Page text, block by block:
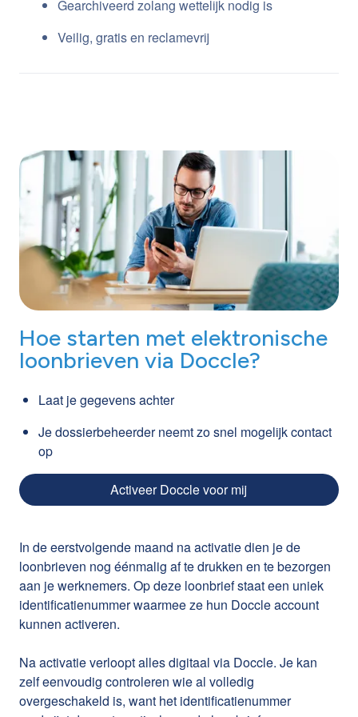
Gearchiveerd zolang wettelijk nodig is
Veilig, gratis en reclamevrij
Hoe starten met elektronische
loonbrieven via Doccle?
Laat je gegevens achter
Je dossierbeheerder neemt zo snel mogelijk contact
op
Activeer Doccle voor mij
In de eerstvolgende maand na activatie dien je de
loonbrieven nog éénmalig af te drukken en te bezorgen
aan je werknemers. Op deze loonbrief staat een uniek
identificatienummer waarmee ze hun Doccle account
kunnen activeren.
Na activatie verloopt alles digitaal via Doccle. Je kan
zelf eenvoudig controleren wie al volledig
overgeschakeld is, want het identificatienummer